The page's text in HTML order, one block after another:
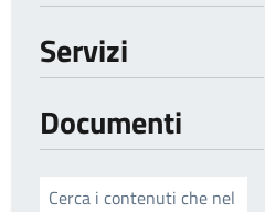
Servizi
Documenti
Cerca i contenuti che nel